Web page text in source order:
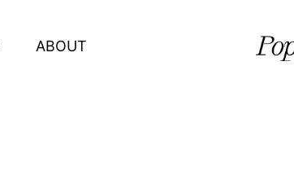
ABOUT